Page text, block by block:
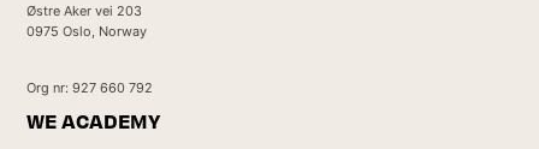
Østre Aker vei 203
0975 Oslo, Norway
Org nr: 927 660 792
WE ACADEMY